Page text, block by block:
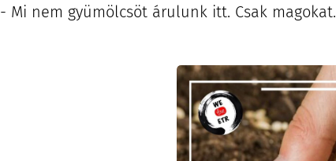
- Mi nem gyümölcsöt árulunk itt. Csak magokat.